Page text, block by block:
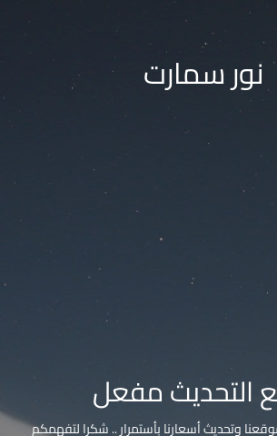
نور سمارت
التحديث مفعل
وتحديث أسعارنا بأستمرار .. شكرا لتفهمكم